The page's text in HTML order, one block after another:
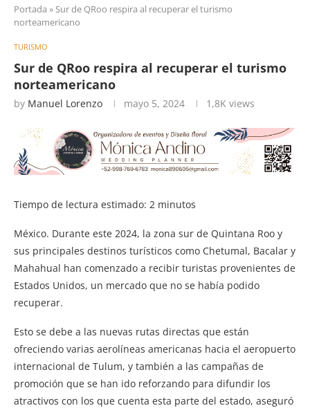
Portada »Sur de QRoo respira al recuperar el turismo
norteamericano
TURISMO
Sur de QRoo respira al recuperar el turismo
norteamericano
by Manuel Lorenzo mayo 5, 2024 1,8K views
Tiempo de lectura estimado: 2 minutos
México. Durante este 2024, la zona sur de Quintana Roo y
sus principales destinos turísticos como Chetumal, Bacalar y
Mahahual han comenzado a recibir turistas provenientes de
Estados Unidos, un mercado que no se había podido
recuperar.
Esto se debe a las nuevas rutas directas que están
ofreciendo varias aerolíneas americanas hacia el aeropuerto
internacional de Tulum, y también a las campañas de
promoción que se han ido reforzando para difundir los
atractivos con los que cuenta esta parte del estado, aseguró